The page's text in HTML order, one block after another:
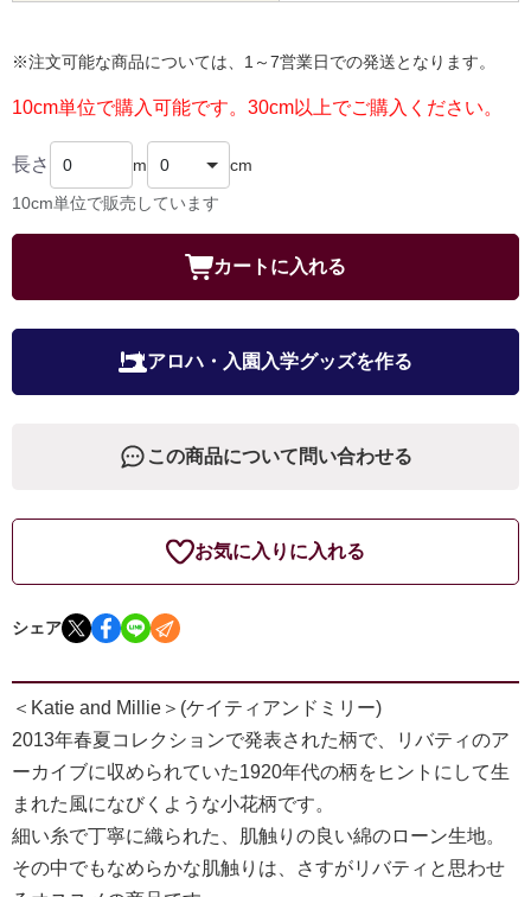
※注文可能な商品については、1～7営業日での発送となります。
10cm単位で購入可能です。30cm以上でご購入ください。
長さ m cm
10cm単位で販売しています
カートに入れる
アロハ・入園入学グッズを作る
この商品について問い合わせる
お気に入りに入れる
シェア
＜Katie and Millie＞(ケイティアンドミリー)
2013年春夏コレクションで発表された柄で、リバティのア
ーカイブに収められていた1920年代の柄をヒントにして生
まれた風になびくような小花柄です。
細い糸で丁寧に織られた、肌触りの良い綿のローン生地。
その中でもなめらかな肌触りは、さすがリバティと思わせ